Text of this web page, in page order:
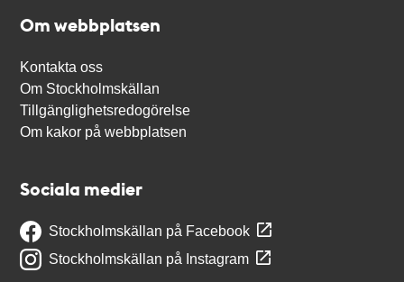
Om webbplatsen
Kontakta oss
Om Stockholmskällan
Tillgänglighetsredogörelse
Om kakor på webbplatsen
Sociala medier
Stockholmskällan på Facebook
Stockholmskällan på Instagram